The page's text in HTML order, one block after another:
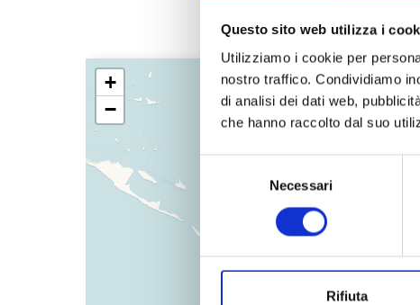
Questo sito web utilizza i
Utilizziamo i cookie per
nostro traffico. Condividiamo
di analisi dei dati web,
che hanno raccolto dal suo
Necessari
Rifiuta
+
−